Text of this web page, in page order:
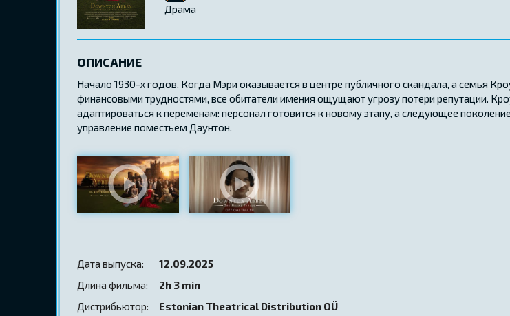
Драма
ОПИСАНИЕ
Начало 1930-х годов. Когда Мэри оказывается в центре публичного скандала, а семья
финансовыми трудностями, все обитатели имения ощущают угрозу потери репутации.
адаптироваться к переменам: персонал готовится к новому этапу, а следующее
управление поместьем Даунтон.
Дата выпуска:
12.09.2025
Длина фильма:
2h 3 min
Дистрибьютор:
Estonian Theatrical Distribution OÜ